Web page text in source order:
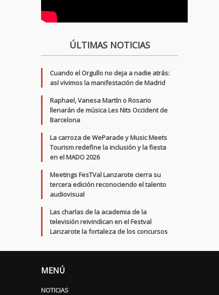
ÚLTIMAS NOTICIAS
Cuando el Orgullo no deja a nadie atrás:
así vivimos la manifestación de Madrid
Raphael, Vanesa Martín o Rosario
llenarán de música Les Nits Occident de
Barcelona
La carroza de WeParade y Music Meets
Tourism redefine la inclusión y la fiesta
en el MADO 2026
Meetings FesTVal Lanzarote cierra su
tercera edición reconociendo el talento
audiovisual
Las charlas de la academia de la
televisión reivindican en el Festval
Lanzarote la fortaleza de los concursos
MENÚ
NOTICIAS